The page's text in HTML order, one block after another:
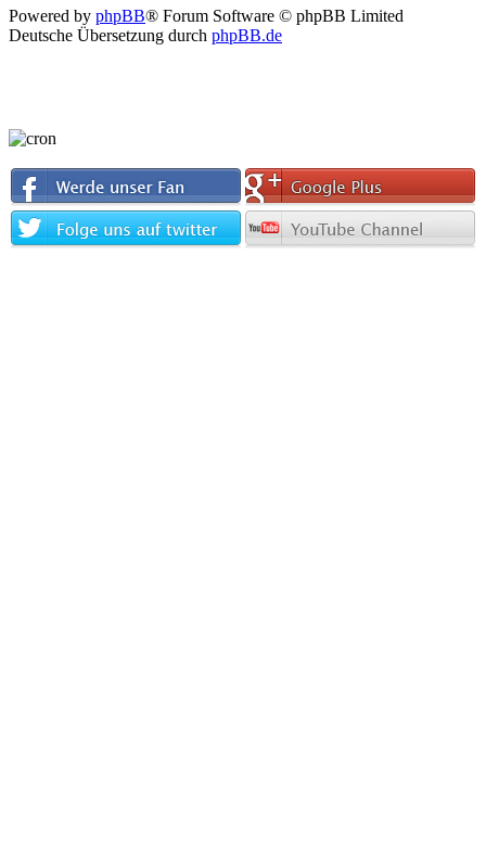
Powered by phpBB® Forum Software © phpBB Limited
Deutsche Übersetzung durch phpBB.de